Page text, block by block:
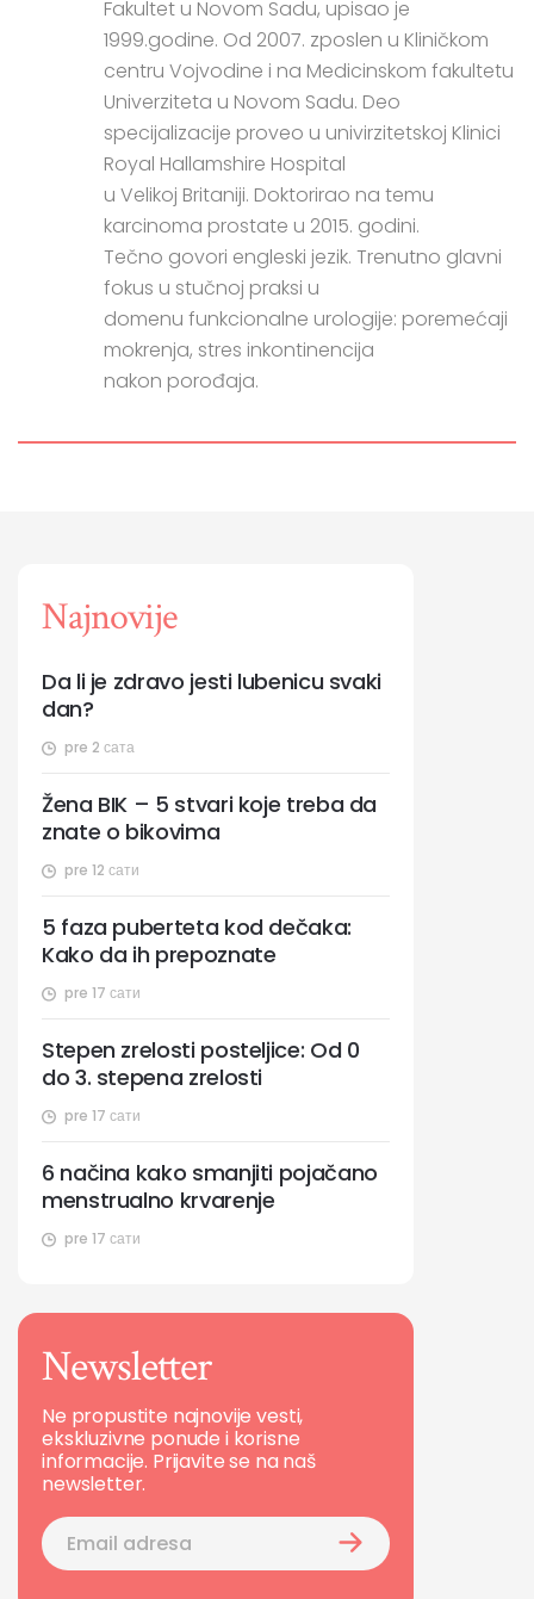
Fakultet u Novom Sadu, upisao je
1999.godine. Od 2007. zposlen u Kliničkom
centru Vojvodine i na Medicinskom fakultetu
Univerziteta u Novom Sadu. Deo
specijalizacije proveo u univirzitetskoj Klinici
Royal Hallamshire Hospital
u Velikoj Britaniji. Doktorirao na temu
karcinoma prostate u 2015. godini.
Tečno govori engleski jezik. Trenutno glavni
fokus u stučnoj praksi u
domenu funkcionalne urologije: poremećaji
mokrenja, stres inkontinencija
nakon porođaja.
Najnovije
pre 2 сата
Da li je zdravo jesti lubenicu svaki
dan?
pre 12 сати
Žena BIK – 5 stvari koje treba da
znate o bikovima
pre 17 сати
5 faza puberteta kod dečaka:
Kako da ih prepoznate
pre 17 сати
Stepen zrelosti posteljice: Od 0
do 3. stepena zrelosti
pre 17 сати
6 načina kako smanjiti pojačano
menstrualno krvarenje
Newsletter
Ne propustite najnovije vesti,
ekskluzivne ponude i korisne
informacije. Prijavite se na naš
newsletter.